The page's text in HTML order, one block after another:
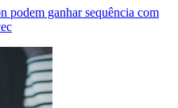
podem ganhar sequência com